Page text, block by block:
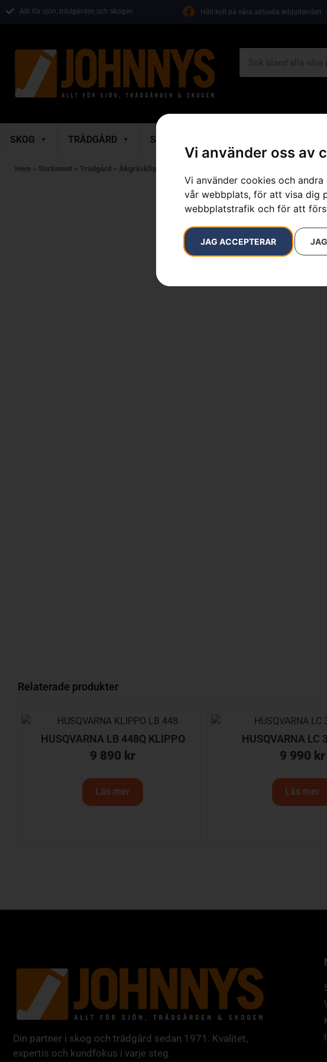
Vi använder oss av
Vi använder cookies och
vår webbplats, för att visa dig
webbplatstrafik och för att
JAG ACCEPTERAR
Allt för sjön, trädgården och skogen Håll koll på våra aktuella erbjudanden
SKOG TRÄDGÅRD SKOR & KLÄDER
Hem » Sortiment » Trädgård » Åkgräsklippare
Relaterade produkter
HUSQVARNA LB 448Q KLIPPO
9 890 kr
Läs mer
HUSQVARNA LC
9 990 kr
Läs mer
Din partner i skog och trädgård sedan 1971. Kvalitet,
expertis och kundfokus i varje steg.